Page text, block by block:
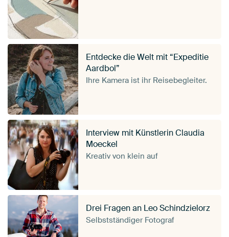
Entdecke die Welt mit “Expeditie
Aardbol”
Ihre Kamera ist ihr Reisebegleiter.
Interview mit Künstlerin Claudia
Moeckel
Kreativ von klein auf
Drei Fragen an Leo Schindzielorz
Selbstständiger Fotograf